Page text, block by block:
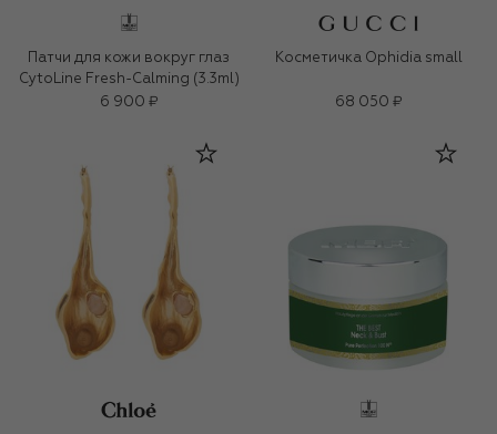
Патчи для кожи вокруг глаз
CytoLine Fresh-Calming (3.3ml)
6 900 ₽
Косметичка Ophidia small
68 050 ₽